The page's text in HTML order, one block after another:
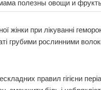
жінки при лікуванні
грубими рослинними
правил гігієни